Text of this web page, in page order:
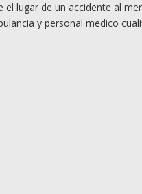
el lugar de un accidente al
y personal medico